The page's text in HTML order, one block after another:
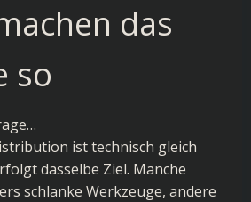
das
so
ist technisch gleich
dasselbe Ziel. Manche
schlanke Werkzeuge, andere